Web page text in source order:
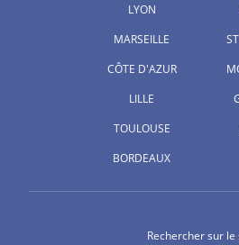
LYON
MARSEILLE
CÔTE D'AZUR
LILLE
TOULOUSE
BORDEAUX
Rechercher sur le